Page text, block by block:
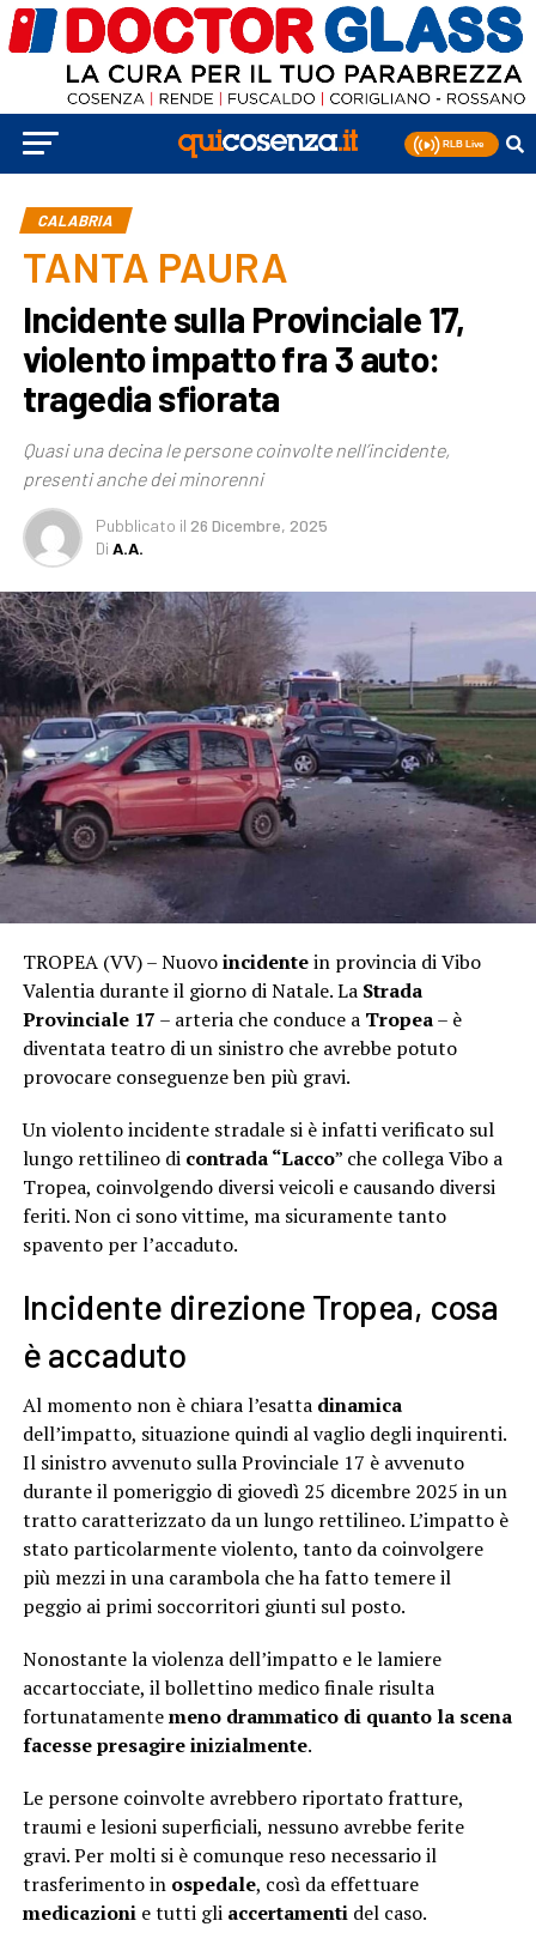
CALABRIA
TANTA PAURA
Incidente sulla Provinciale 17,
violento impatto fra 3 auto:
tragedia sfiorata
Quasi una decina le persone coinvolte nell’incidente,
presenti anche dei minorenni
Pubblicato il 26 Dicembre, 2025
Di A.A.
TROPEA (VV) – Nuovoincidentein provincia di Vibo
Valentia durante il giorno di Natale. La Strada
Provinciale 17 – arteria che conduce a Tropea– è
diventata teatro di un sinistro che avrebbe potuto
provocare conseguenze ben più gravi.
Un violento incidente stradale si è infatti verificato sul
lungo rettilineo di contrada “Lacco” che collega Vibo a
Tropea, coinvolgendo diversi veicoli e causando diversi
feriti. Non ci sono vittime, ma sicuramente tanto
spavento per l’accaduto.
Incidente direzione Tropea, cosa
è accaduto
Al momento non è chiara l’esatta dinamica
dell’impatto, situazione quindi al vaglio degli inquirenti.
Il sinistro avvenuto sulla Provinciale 17 è avvenuto
durante il pomeriggio di giovedì 25 dicembre 2025 in un
tratto caratterizzato da un lungo rettilineo. L’impatto è
stato particolarmente violento, tanto da coinvolgere
più mezzi in una carambola che ha fatto temere il
peggio ai primi soccorritori giunti sul posto.
Nonostante la violenza dell’impatto e le lamiere
accartocciate, il bollettino medico finale risulta
fortunatamentemeno drammatico di quanto la scena
facesse presagire inizialmente.
Le persone coinvolte avrebbero riportato fratture,
traumi e lesioni superficiali, nessuno avrebbe ferite
gravi. Per molti si è comunque reso necessario il
trasferimento in ospedale, così da effettuare
medicazionie tutti gli accertamentidel caso.